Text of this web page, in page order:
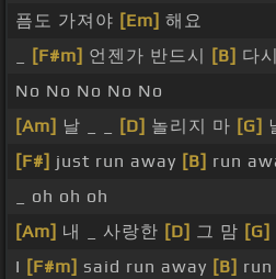
픔도 가져야 [Em] 해요
[F#m] 언젠가 반드시 [B] 다
No No No No No
[Am] 날 _ _ [D] 놀리지 마 [G]
[F#] just run away [B] run
_ oh oh oh
[Am] 내 _ 사랑한 [D] 그 맘 [G]
I [F#m] said run away [B] run